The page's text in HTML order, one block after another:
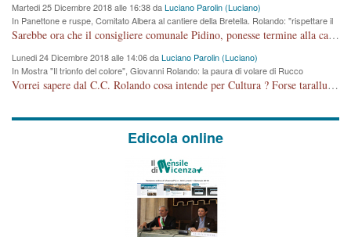
Martedi 25 Dicembre 2018 alle 16:38 daLuciano Parolin (Luciano)
In Panettone e ruspe, Comitato Albera al cantiere della Bretella. Rolando: "rispettare il
cronoprogramma"
Sarebbe ora che il consigliere comunale Pidino, ponesse termine alla campagna elettorale nel territorio del suo seggio Villaggio del Sole. La tiraca è iniziata, distruggerà 6 km di prateria ovest della città, ricca di fonti e sorgenti d'acqua. I cittadini di Maddalene non avranno più Pace la notte. Molta colpa per la costruzione di questa Strada è proprio del signor Rolando,dei suoi gazebo mobili e che vuol far passare questa opera VANDALICA come progetto "utile" a chi ? Non è cosa seria sig. Rolando!
Lunedi 24 Dicembre 2018 alle 14:06 daLuciano Parolin (Luciano)
In Mostra "Il trionfo del colore", Giovanni Rolando: la paura di volare di Rucco
Vorrei sapere dal C.C. Rolando cosa intende per Cultura ? Forse tarallucci, vino e sagre, o spaghetti tricolori del PD ? Il continuo (s)parlare della mostra a Palazzo Chiericati caro consigliere DANNEGGIA FORTEMENTE l'immagine della città TUTTA e fa deviare i consensi che in RUSSIA (badi bene ex U.R.S.S.) sono ECCELLENTI. A livello artistico l'evento è di alta Valenza culturale, COMPITO di Tutta la Cittadinanza fare il possibile per propagandare l'iniziativa senza farne UN CASO PARTITICO come fa Lei da sempre. Meno Gazebo + Partecipazione! E così sia. Amen.
Edicola online